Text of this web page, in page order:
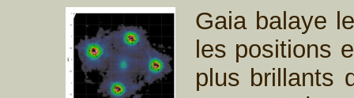
Gaia balaye
les positions
plus brillants